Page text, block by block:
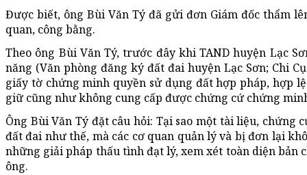
Được biết, ông Bùi Văn Tý đã gửi đơn Giám đốc thẩm
quan, công bằng.
Theo ông Bùi Văn Tý, trước đây khi TAND huyện Lạc
năng (Văn phòng đăng ký đất đai huyện Lạc Sơn; Chi
giấy tờ chứng minh quyền sử dụng đất hợp pháp, hợp
giữ cũng như không cung cấp được chứng cứ chứng
Ông Bùi Văn Tý đặt câu hỏi: Tại sao một tài liệu,
đất đai như thế, mà các cơ quan quản lý và bị đơn lại
những giải pháp thấu tình đạt lý, xem xét toàn diện bản
ông.